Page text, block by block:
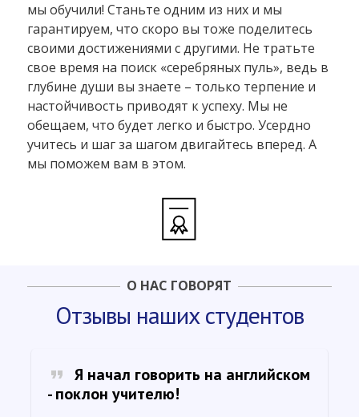
мы обучили! Станьте одним из них и мы
гарантируем, что скоро вы тоже поделитесь
своими достижениями с другими. Не тратьте
свое время на поиск «серебряных пуль», ведь в
глубине души вы знаете – только терпение и
настойчивость приводят к успеху. Мы не
обещаем, что будет легко и быстро. Усердно
учитесь и шаг за шагом двигайтесь вперед. А
мы поможем вам в этом.
О НАС ГОВОРЯТ
Отзывы наших студентов
Я начал говорить на английском
- поклон учителю!